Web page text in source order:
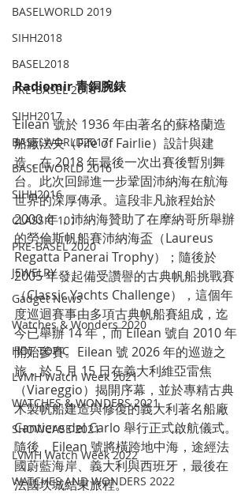
BASELWORLD 2019
SIHH2018
BASEL2018
PRE-BASEL 2018
SIHH2017
BASELWORLD2017
BASELWORLD 2016
SIHH2016
CLASSIC 101
PRE-BASEL 2020
JEWELRY
Gadget News
Watches & Wonders 2020
HOT TOPIC
LVMH Watch Week 2021
WATCHES & WONDERS 2021
SHOWCASE 2021
LVMH Watch Week 2022
WATCHES AND WONDERS 2022
Radiomir 青銅腕錶
Eilean 號於 1936 年由著名的蘇格蘭造
船廠法夫（Fife of Fairlie）設計與建
造，在 2018 年最後一次出賽後暫別舞
台。此次回歸進一步鞏固沛納海在航海
世界的深厚傳承。這段非凡旅程始於
2000 年，沛納海贊助了在摩納哥所舉辦
的勞倫斯帆船賽沛納海盃（Laureus
Regatta Panerai Trophy）；隨後於
2005 年發起備受讚譽的古典帆船挑戰賽
（Classic Yachts Challenge），這個年
度巡迴賽事由多項古典帆船賽組成，迄
今已舉辦 14 年，而 Eilean 號自 2010 年
開始參賽。Eilean 號 2026 年的巡遊之
旅，於 5 月 15 日在義大利維亞雷焦
（Viareggio）揭開序幕，並於專精古典
木製帆船建造與修復的義大利著名船廠
Cantiere del Carlo 舉行正式啟航儀式。
隨後，Eilean 號將橫跨地中海，途經法
國蔚藍海岸、義大利與西班牙，最後在
法國坎城結束旅程。